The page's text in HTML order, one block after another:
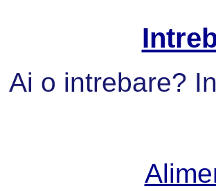
Ai o intrebare?